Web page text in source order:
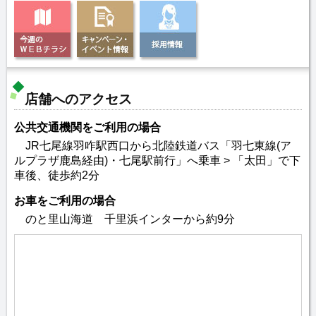
店舗へのアクセス
公共交通機関をご利用の場合
JR七尾線羽咋駅西口から北陸鉄道バス「羽七東線(ア
ルプラザ鹿島経由)・七尾駅前行」へ乗車 > 「太田」で下
車後、徒歩約2分
お車をご利用の場合
のと里山海道 千里浜インターから約9分